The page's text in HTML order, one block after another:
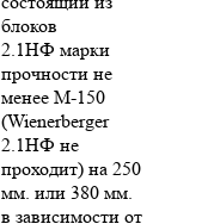
блоков
2.1НФ марки
прочности не
менее М-150
(Wienerberger
2.1НФ не
проходит) на 250
мм. или 380 мм.
в зависимости от